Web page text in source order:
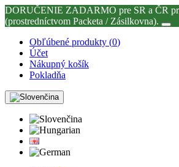
DORUČENIE ZADARMO pre SR a ČR
(prostredníctvom Packeta / Zásilkovna).
Obľúbené produkty (0)
Účet
Nákupný košík
Pokladňa